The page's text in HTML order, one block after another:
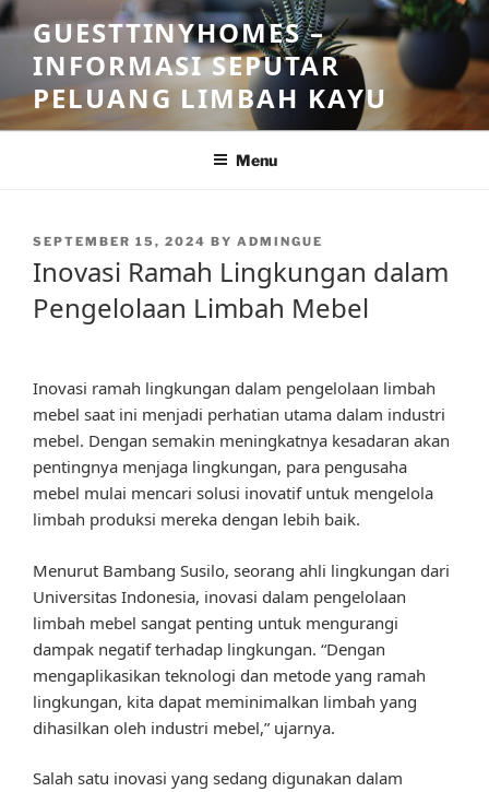
Skip
to
content
GUESTTINYHOMES –
INFORMASI SEPUTAR
PELUANG LIMBAH KAYU
Menu
POSTED
SEPTEMBER 15, 2024 BY ADMINGUE
Inovasi Ramah Lingkungan dalam
Pengelolaan Limbah Mebel
Inovasi ramah lingkungan dalam pengelolaan limbah
mebel saat ini menjadi perhatian utama dalam industri
mebel. Dengan semakin meningkatnya kesadaran akan
pentingnya menjaga lingkungan, para pengusaha
mebel mulai mencari solusi inovatif untuk mengelola
limbah produksi mereka dengan lebih baik.
Menurut Bambang Susilo, seorang ahli lingkungan dari
Universitas Indonesia, inovasi dalam pengelolaan
limbah mebel sangat penting untuk mengurangi
dampak negatif terhadap lingkungan. “Dengan
mengaplikasikan teknologi dan metode yang ramah
lingkungan, kita dapat meminimalkan limbah yang
dihasilkan oleh industri mebel,” ujarnya.
Salah satu inovasi yang sedang digunakan dalam